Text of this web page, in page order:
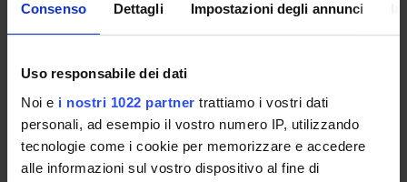
Consenso Dettagli Impostazioni degli annunci
Uso responsabile dei dati
Noi e i nostri 1022 partner trattiamo i vostri dati
personali, ad esempio il vostro numero IP, utilizzando
tecnologie come i cookie per memorizzare e accedere
alle informazioni sul vostro dispositivo al fine di
Other Departments
Cultures and Civilizations
Humanities
Subject area
Education, Philosophy and Social Work